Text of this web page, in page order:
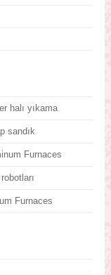
halı yıkama
sandık
Furnaces
Furnaces